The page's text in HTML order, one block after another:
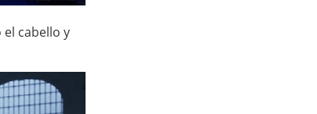
cabello y